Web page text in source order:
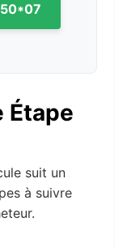
Étape
suit un
à suivre